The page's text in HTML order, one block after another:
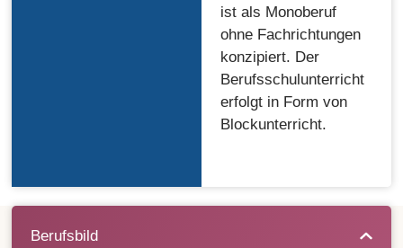
ist als Monoberuf
ohne Fachrichtungen
konzipiert. Der
Berufsschulunterricht
erfolgt in Form von
Blockunterricht.
Berufsbild